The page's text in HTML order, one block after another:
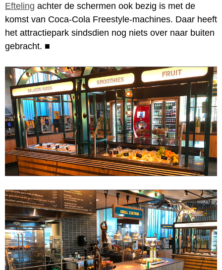
Efteling achter de schermen ook bezig is met de
komst van Coca-Cola Freestyle-machines. Daar heeft
het attractiepark sindsdien nog niets over naar buiten
gebracht. ■